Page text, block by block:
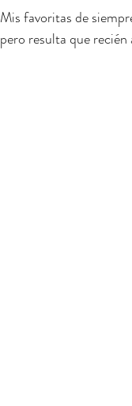
Mis favoritas de
pero resulta que